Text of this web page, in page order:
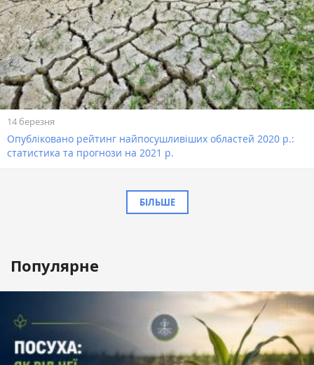
14 березня
Опубліковано рейтинг найпосушливіших областей 2020 р.:
статистика та прогнози на 2021 р.
БІЛЬШЕ
Популярне